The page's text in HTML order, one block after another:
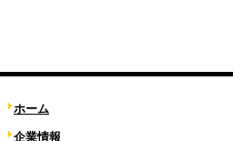
ホーム
企業情報